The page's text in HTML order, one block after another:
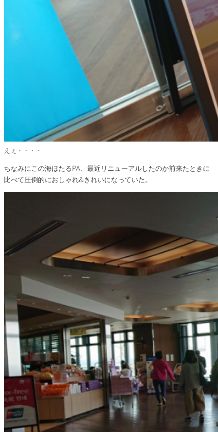
えぇ・・・・
ちなみにこの海ほたるPA、最近リニューアルしたのか前来たときに
比べて圧倒的におしゃれ&きれいになっていた。